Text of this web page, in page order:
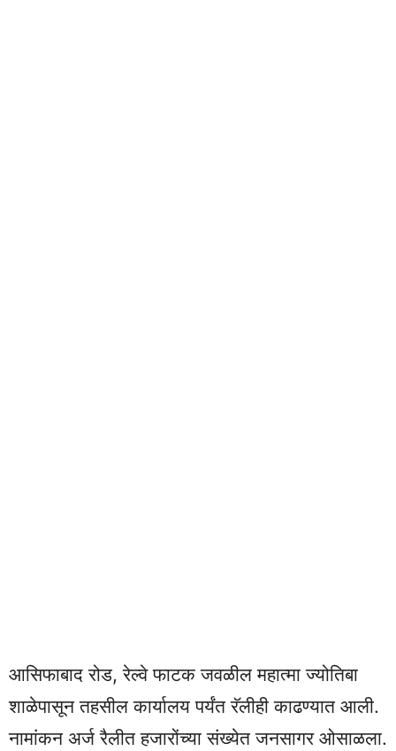
आसिफाबाद रोड, रेल्वे फाटक जवळील महात्मा ज्योतिबा
शाळेपासून तहसील कार्यालय पर्यंत रॅलीही काढण्यात आली.
नामांकन अर्ज रैलीत हजारोंच्या संख्येत जनसागर ओसाळला.